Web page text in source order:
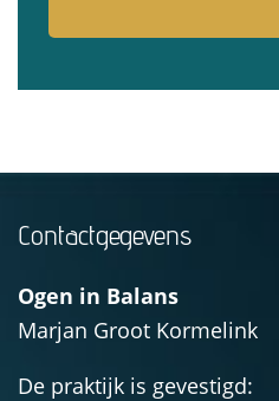
Contactgegevens
Ogen in Balans
Marjan Groot Kormelink
De praktijk is gevestigd: